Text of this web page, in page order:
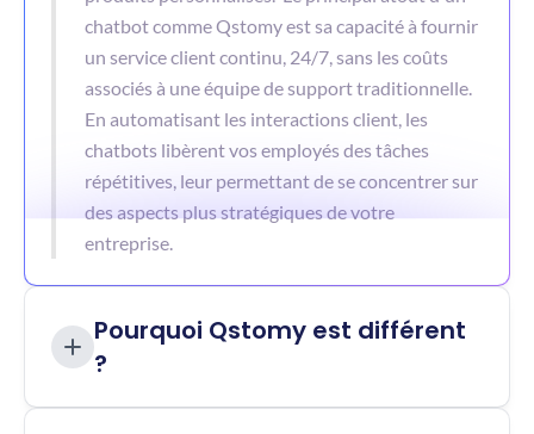
chatbot comme Qstomy est sa capacité à fournir
un service client continu, 24/7, sans les coûts
associés à une équipe de support traditionnelle.
En automatisant les interactions client, les
chatbots libèrent vos employés des tâches
répétitives, leur permettant de se concentrer sur
des aspects plus stratégiques de votre
entreprise.
Pourquoi Qstomy est différent
?